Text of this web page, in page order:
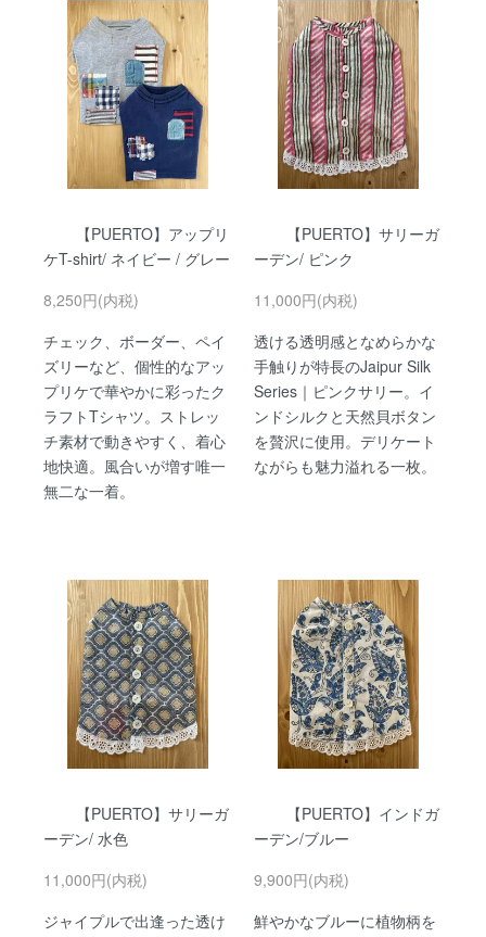
【PUERTO】アップリ
ケT-shirt/ ネイビー / グレー
8,250円(内税)
チェック、ボーダー、ペイ
ズリーなど、個性的なアッ
プリケで華やかに彩ったク
ラフトTシャツ。ストレッ
チ素材で動きやすく、着心
地快適。風合いが増す唯一
無二な一着。
【PUERTO】サリーガ
ーデン/ ピンク
11,000円(内税)
透ける透明感となめらかな
手触りが特長のJaipur Silk
Series｜ピンクサリー。イ
ンドシルクと天然貝ボタン
を贅沢に使用。デリケート
ながらも魅力溢れる一枚。
【PUERTO】サリーガ
ーデン/ 水色
11,000円(内税)
ジャイプルで出逢った透け
【PUERTO】インドガ
ーデン/ブルー
9,900円(内税)
鮮やかなブルーに植物柄を